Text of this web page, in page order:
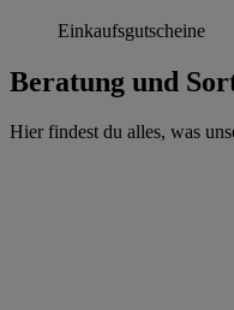
Einkaufsgutscheine
Beratung und
Hier findest du alles, was